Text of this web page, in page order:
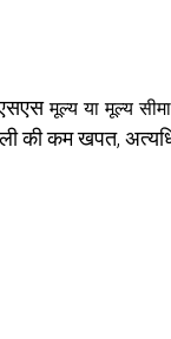
मूल्य या मूल्य
की कम खपत,